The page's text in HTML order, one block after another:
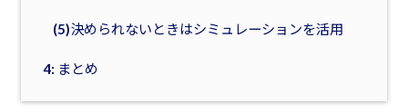
(5)決められないときはシミュレーションを活用
4: まとめ